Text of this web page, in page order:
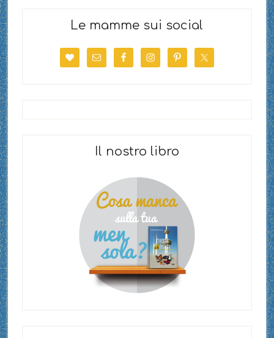
Le mamme sui social
Il nostro libro